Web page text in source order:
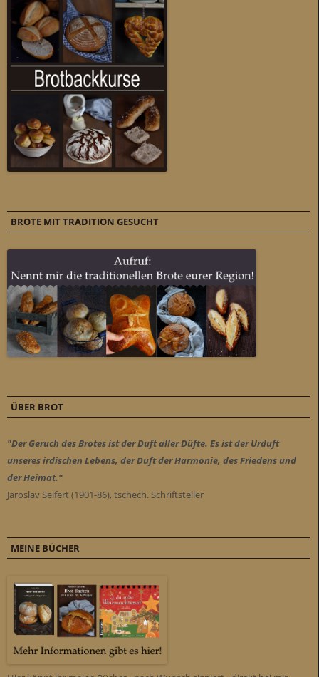
BROTE MIT TRADITION GESUCHT
ÜBER BROT
"Der Geruch des Brotes ist der Duft aller Düfte. Es ist der Urduft
unseres irdischen Lebens, der Duft der Harmonie, des Friedens und
der Heimat."
Jaroslav Seifert (1901-86), tschech. Schriftsteller
MEINE BÜCHER